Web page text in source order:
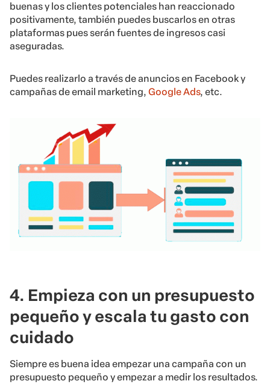
buenas y los clientes potenciales han reaccionado
positivamente, también puedes buscarlos en otras
plataformas pues serán fuentes de ingresos casi
aseguradas.
Puedes realizarlo a través de anuncios en Facebook y
campañas de email marketing, Google Ads, etc.
4. Empieza con un presupuesto
pequeño y escala tu gasto con
cuidado
Siempre es buena idea empezar una campaña con un
presupuesto pequeño y empezar a medir los resultados.